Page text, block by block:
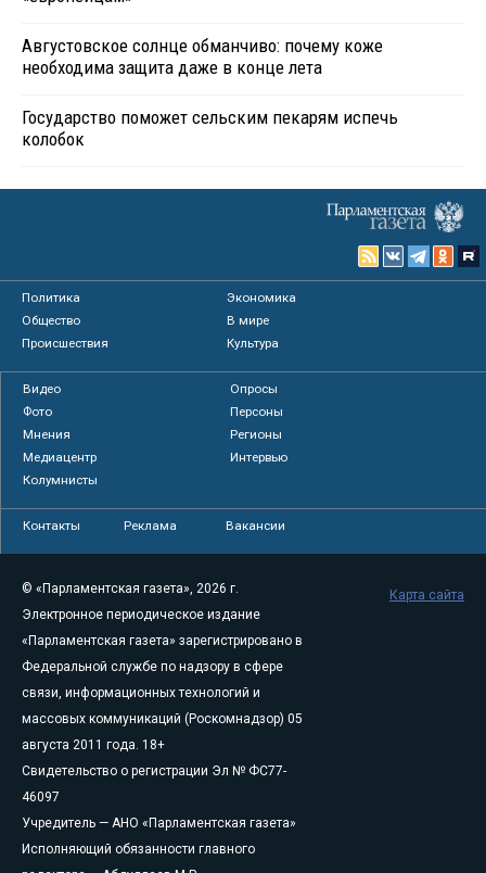
Августовское солнце обманчиво: почему коже
необходима защита даже в конце лета
Государство поможет сельским пекарям испечь
колобок
Политика
Экономика
Общество
В мире
Происшествия
Культура
Видео
Опросы
Фото
Персоны
Мнения
Регионы
Медиацентр
Интервью
Колумнисты
Контакты Реклама Вакансии
© «Парламентская газета», 2026 г.
Электронное периодическое издание
«Парламентская газета» зарегистрировано в
Федеральной службе по надзору в сфере
связи, информационных технологий и
массовых коммуникаций (Роскомнадзор) 05
августа 2011 года. 18+
Свидетельство о регистрации Эл № ФС77-
46097
Учредитель — АНО «Парламентская газета»
Исполняющий обязанности главного
Карта сайта